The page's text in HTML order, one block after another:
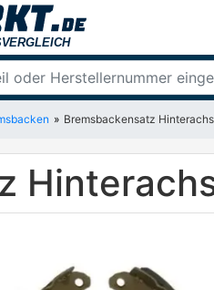
Bremsbackensatz